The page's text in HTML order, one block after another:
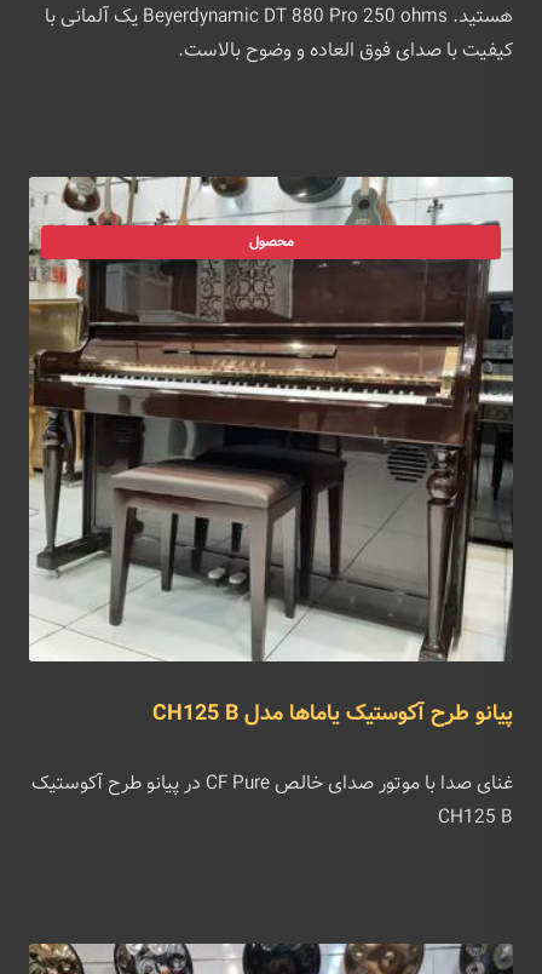
هستید. Beyerdynamic DT 880 Pro 250 ohms یک آلمانی با
کیفیت با صدای فوق العاده و وضوح بالاست.
محصول
پیانو طرح آکوستیک یاماها مدل CH125 B
غنای صدا با موتور صدای خالص CF Pure در پیانو طرح آکوستیک
CH125 B